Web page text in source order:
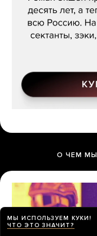
О ЧЕМ
МЫ ИСПОЛЬЗУЕМ КУКИ!
ЧТО ЭТО ЗНАЧИТ?